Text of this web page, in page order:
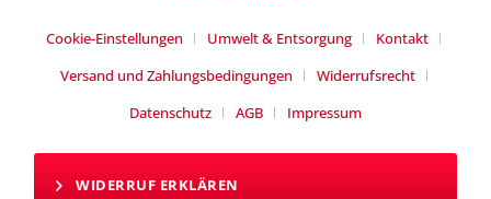
Cookie-Einstellungen Umwelt & Entsorgung
Kontakt
Versand und Zahlungsbedingungen
Widerrufsrecht
Datenschutz
AGB Impressum
WIDERRUF ERKLÄREN